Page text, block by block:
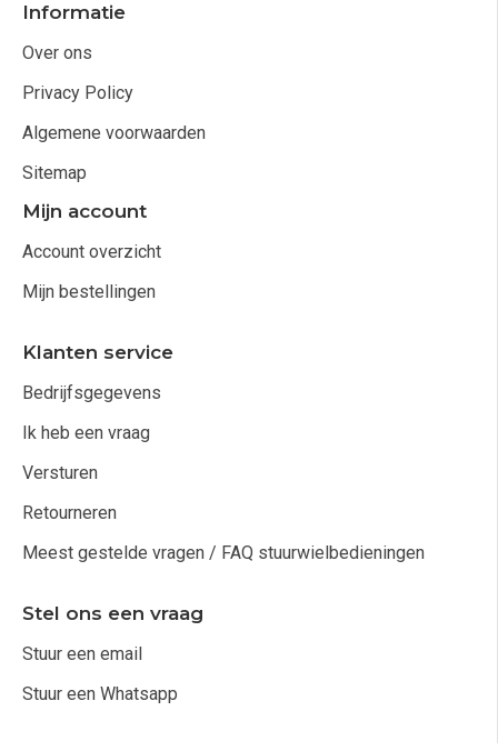
Informatie
Over ons
Privacy Policy
Algemene voorwaarden
Sitemap
Mijn account
Account overzicht
Mijn bestellingen
Klanten service
Bedrijfsgegevens
Ik heb een vraag
Versturen
Retourneren
Meest gestelde vragen / FAQ stuurwielbedieningen
Stel ons een vraag
Stuur een email
Stuur een Whatsapp